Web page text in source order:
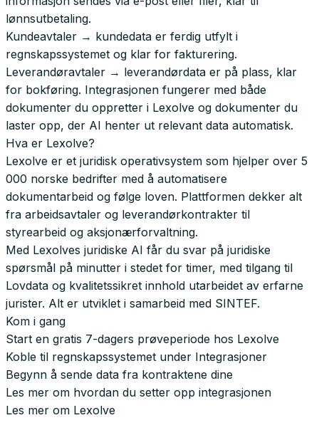
lønnsutbetaling.
Kundeavtaler → kundedata er ferdig utfylt i
regnskapssystemet og klar for fakturering.
Leverandøravtaler → leverandørdata er på plass, klar
for bokføring. Integrasjonen fungerer med både
dokumenter du oppretter i Lexolve og dokumenter du
laster opp, der AI henter ut relevant data automatisk.
Hva er Lexolve?
Lexolve er et juridisk operativsystem som hjelper over 5
000 norske bedrifter med å automatisere
dokumentarbeid og følge loven. Plattformen dekker alt
fra arbeidsavtaler og leverandørkontrakter til
styrearbeid og aksjonærforvaltning.
Med Lexolves juridiske AI får du svar på juridiske
spørsmål på minutter i stedet for timer, med tilgang til
Lovdata og kvalitetssikret innhold utarbeidet av erfarne
jurister. Alt er utviklet i samarbeid med SINTEF.
Kom i gang
Start en gratis 7-dagers prøveperiode hos Lexolve
Koble til regnskapssystemet under Integrasjoner
Begynn å sende data fra kontraktene dine
Les mer om hvordan du setter opp integrasjonen
Les mer om Lexolve